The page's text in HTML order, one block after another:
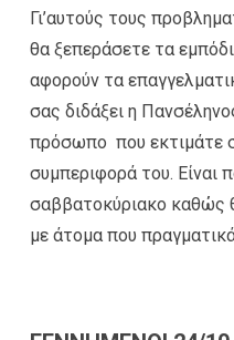
Γι’αυτούς τους
θα ξεπεράσετε τα
αφορούν τα
σας διδάξει η
πρόσωπο που εκτιμάτε
συμπεριφορά του. Είναι
σαββατοκύριακο καθώς
με άτομα που